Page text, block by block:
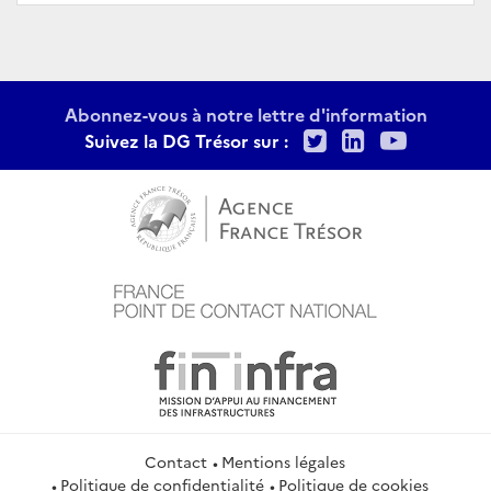
Abonnez-vous à notre lettre d'information
Suivez la DG Trésor sur :
TwitterLinkedIn
Contact
Mentions légales
Politique de confidentialité
Politique de cookies